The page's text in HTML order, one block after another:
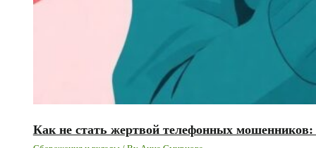
Как не стать жертвой телефонных